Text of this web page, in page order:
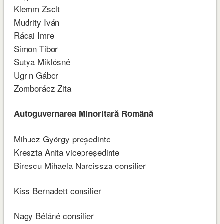
Klemm Zsolt
Mudrity Iván
Rádai Imre
Simon Tibor
Sutya Miklósné
Ugrin Gábor
Zomborácz Zita
Autoguvernarea Minoritară Română
Mihucz György președinte
Kreszta Anita vicepreședinte
Birescu Mihaela Narcissza consilier
Kiss Bernadett consilier
Nagy Béláné consilier